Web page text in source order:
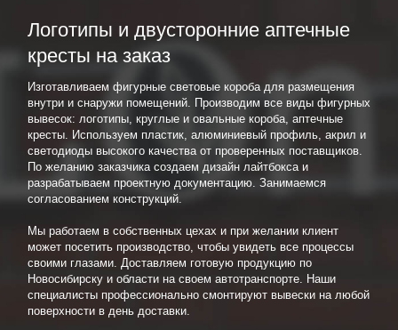
Логотипы и двусторонние аптечные
кресты на заказ
Изготавливаем фигурные световые короба для размещения
внутри и снаружи помещений. Производим все виды фигурных
вывесок: логотипы, круглые и овальные короба, аптечные
кресты. Используем пластик, алюминиевый профиль, акрил и
светодиоды высокого качества от проверенных поставщиков.
По желанию заказчика создаем дизайн лайтбокса и
разрабатываем проектную документацию. Занимаемся
согласованием конструкций.
Мы работаем в собственных цехах и при желании клиент
может посетить производство, чтобы увидеть все процессы
своими глазами. Доставляем готовую продукцию по
Новосибирску и области на своем автотранспорте. Наши
специалисты профессионально смонтируют вывески на любой
поверхности в день доставки.